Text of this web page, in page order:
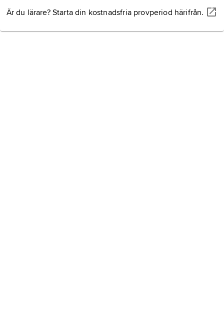
Är du lärare? Starta din kostnadsfria provperiod härifrån.